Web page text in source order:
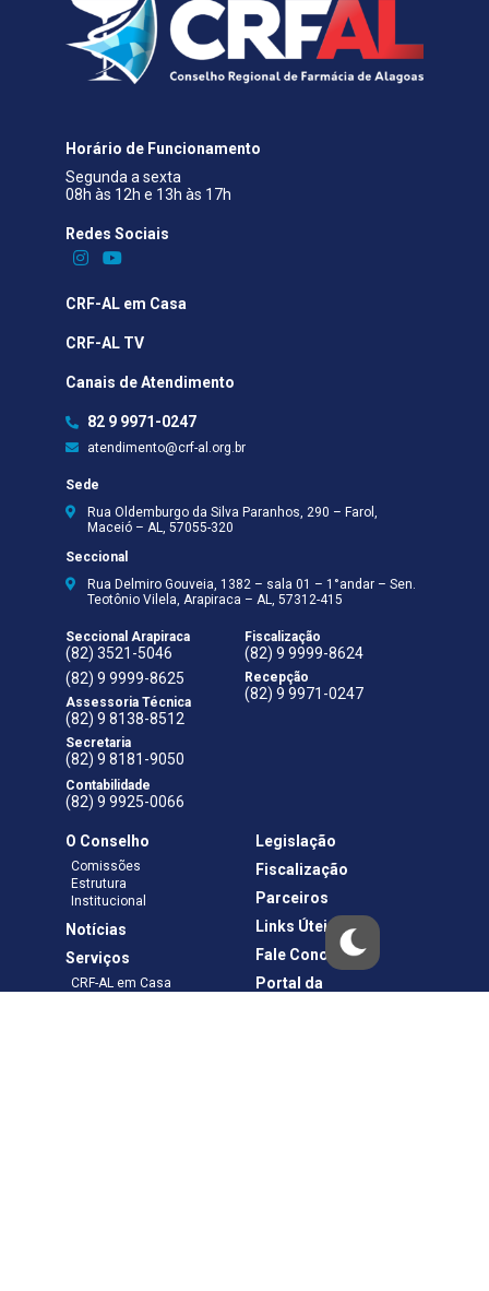
Horário de Funcionamento
Segunda a sexta
08h às 12h e 13h às 17h
Redes Sociais​
CRF-AL em Casa
CRF-AL TV
Canais de Atendimento
82 9 9971-0247
atendimento@crf-al.org.br
Sede
Rua Oldemburgo da Silva Paranhos, 290 – Farol,
Maceió – AL, 57055-320
Seccional
Rua Delmiro Gouveia, 1382 – sala 01 – 1°andar – Sen.
Teotônio Vilela, Arapiraca – AL, 57312-415
Seccional Arapiraca
(82) 3521-5046
(82) 9 9999-8625
Assessoria Técnica
(82) 9 8138-8512
Secretaria
(82) 9 8181-9050
Contabilidade
(82) 9 9925-0066
Fiscalização
(82) 9 9999-8624
Recepção
(82) 9 9971-0247
O Conselho
Comissões
Estrutura
Institucional
Notícias
Serviços
CRF-AL em Casa
Legislação
Fiscalização
Parceiros
Links Úteis
Fale Conosco
Portal da